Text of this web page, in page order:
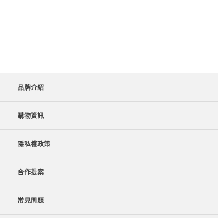
品牌介紹
購物資訊
隱私權政策
合作提案
常見問題